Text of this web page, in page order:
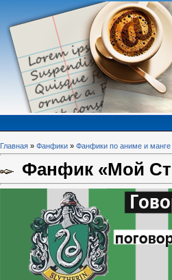
Главная » Фанфики » Фанфики по аниме и манге
Фанфик «Мой